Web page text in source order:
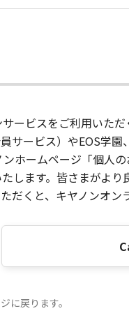
サービスをご利用いた
サービス）やEOS学
ホームページ「個人
します。皆さまがよ
だくと、キヤノンオ
に戻ります。